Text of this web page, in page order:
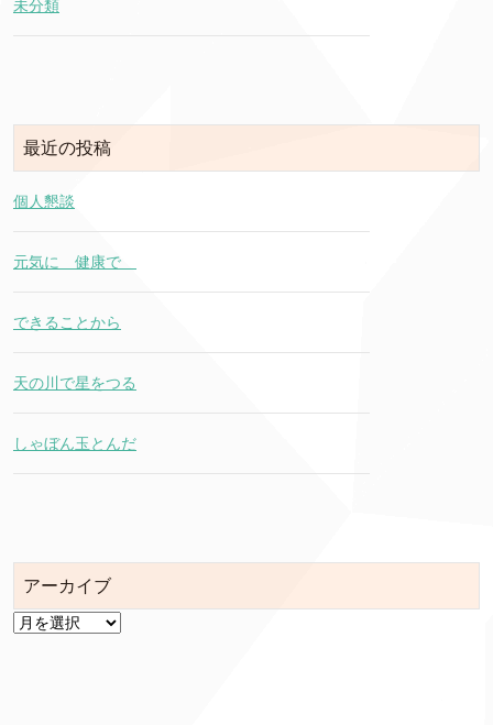
未分類
最近の投稿
個人懇談
元気に 健康で
できることから
天の川で星をつる
しゃぼん玉とんだ
アーカイブ
ア